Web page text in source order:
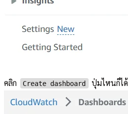
คลิก Create dashboard ปุ่มไหนก็ได้